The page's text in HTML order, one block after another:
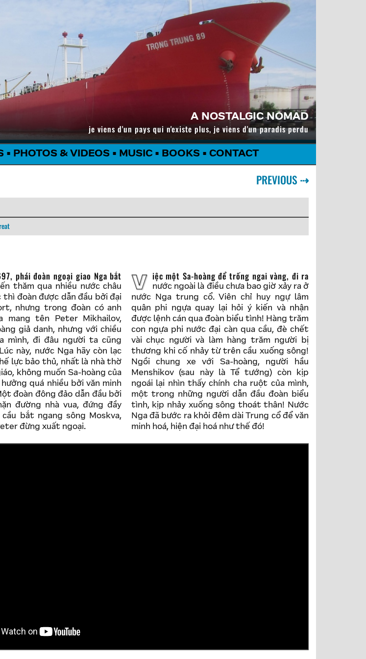
A NOSTALGIC NOMAD
je viens d'un pays qui n'existe plus, je viens d'un paradis perdu
• PHOTOS & VIDEOS • MUSIC • BOOKS • CONTACT
PREVIOUS ⇢
thăm qua nhiều nước châu
thì đoàn được dẫn đầu bởi đại
nhưng trong đoàn có anh
mang tên Peter Mikhailov,
giả danh, nhưng với chiều
mình, đi đâu người ta cũng
này, nước Nga hãy còn lạc
lực bảo thủ, nhất là nhà thờ
không muốn Sa-hoàng của
quá nhiều bởi văn minh
đoàn đông đảo dẫn đầu bởi
đường nhà vua, đứng đầy
bắt ngang sông Moskva,
đừng xuất ngoại.
Việc một Sa-hoàng để trống ngai vàng, đi ra
nước ngoài là điều chưa bao giờ xảy ra ở
nước Nga trung cổ. Viên chỉ huy ngự lâm
quân phi ngựa quay lại hỏi ý kiến và nhận
được lệnh cán qua đoàn biểu tình! Hàng trăm
con ngựa phi nước đại càn qua cầu, đè chết
vài chục người và làm hàng trăm người bị
thương khi cố nhảy từ trên cầu xuống sông!
Ngồi chung xe với Sa-hoàng, người hầu
Menshikov (sau này là Tể tướng) còn kịp
ngoái lại nhìn thấy chính cha ruột của mình,
một trong những người dẫn đầu đoàn biểu
tình, kịp nhảy xuống sông thoát thân! Nước
Nga đã bước ra khỏi đêm dài Trung cổ để văn
minh hoá, hiện đại hoá như thế đó!